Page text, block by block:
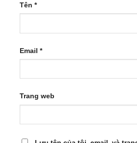
Tên *
Email *
Trang web